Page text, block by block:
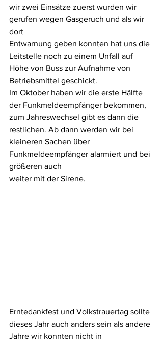
wir zwei Einsätze zuerst wurden wir
gerufen wegen Gasgeruch und als wir
dort
Entwarnung geben konnten hat uns die
Leitstelle noch zu einem Unfall auf
Höhe von Buss zur Aufnahme von
Betriebsmittel geschickt.
Im Oktober haben wir die erste Hälfte
der Funkmeldeempfänger bekommen,
zum Jahreswechsel gibt es dann die
restlichen. Ab dann werden wir bei
kleineren Sachen über
Funkmeldeempfänger alarmiert und bei
größeren auch
weiter mit der Sirene.
Erntedankfest und Volkstrauertag sollte
dieses Jahr auch anders sein als andere
Jahre wir konnten nicht in